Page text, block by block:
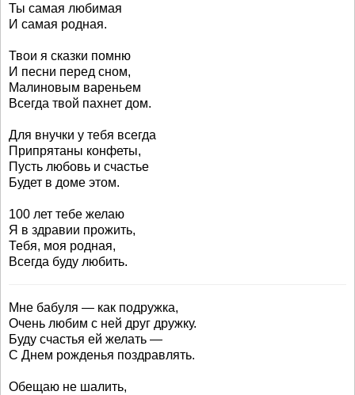
Ты самая любимая
И самая родная.
Твои я сказки помню
И песни перед сном,
Малиновым вареньем
Всегда твой пахнет дом.
Для внучки у тебя всегда
Припрятаны конфеты,
Пусть любовь и счастье
Будет в доме этом.
100 лет тебе желаю
Я в здравии прожить,
Тебя, моя родная,
Всегда буду любить.
Мне бабуля — как подружка,
Очень любим с ней друг дружку.
Буду счастья ей желать —
С Днем рожденья поздравлять.
Обещаю не шалить,